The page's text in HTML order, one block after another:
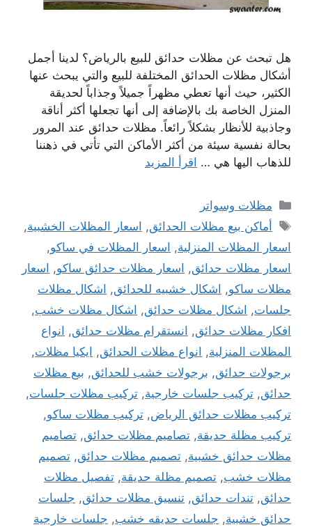
هل تبحث عن مظلات حدائق للبيع بالرياض؟ لدينا أجمل
أشكال مظلات الحدائق المختلفة للبيع والتي يبحث عنها
الكثير، حيث أنها تعطي مظهراً جميلاً وجذاباً لحديقة
المنزل الخاصة بك بالإضافة إلى أنها تجعلها أكثر أناقة
وجاذبية للأنظار بشكلاً رائعاً. مظلات حدائق عند المرور
بحالة نفسية سيئة من أكثر الأماكن التي تأتي في ذهننا
للذهاب اليها هي … اقرأ المزيد
التصنيفات
مظلات وسواتر
الوسوم
أماكن بيع مظلات الحدائق, اسعار المظلات الخشبية,
اسعار المظلات المنزلية, اسعار المظلات في ساكو,
اسعار مظلات حدائق, اسعار مظلات حدائق ساكو, اسعار
مظلات ساكو, اشكال خشبيه للحدائق, اشكال مظلات
جلسات, اشكال مظلات حدائق, اشكال مظلات خشب,
افكار مظلات حدائق, انستقرام مظلات حدائق, انواع
المظلات المنزلية, انواع مظلات الحدائق, ايكيا مظلات,
برجولات حدائق, برجولات خشب للحدائق, بيع مظلات
حدائق, تركيب جلسات خارجية, تركيب مظلات جلسات,
تركيب مظلات حدائق الرياض, تركيب مظلات ساكو,
تركيب مظلة حديقة, تصاميم مظلات حدائق, تصاميم
مظلات حدائق خشبية, تصميم مظلات حدائق, تصميم
مظلات خشب, تصميم مظلة حديقة, تفصيل مظلات
حدائق, تندات حدائق, تنسيق مظلات حدائق, جلسات
حدائق خشبية, جلسات حديقه خشب, جلسات خارجية